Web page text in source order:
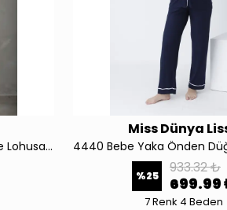
4371 Önden Düğmeli Hamile ve Lohusa Alt-Üst Takım
Miss Dünya
%25 933.32 ₺
699.99
7 Renk 4 Beden